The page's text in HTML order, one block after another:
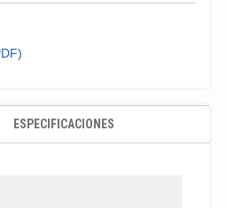
ESPECIFICACIONES